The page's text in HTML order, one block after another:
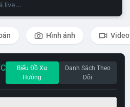
live...
Hình ảnh Video
Biểu Đồ Xu
Hướng
Danh Sách Theo
Dõi